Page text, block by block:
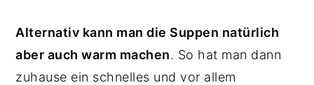
Alternativ kann man die Suppen natürlich
aber auch warm machen. So hat man dann
zuhause ein schnelles und vor allem